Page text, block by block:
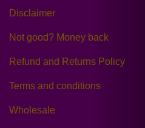
Disclaimer
Not good? Money back
Refund and Returns Policy
Terms and conditions
Wholesale